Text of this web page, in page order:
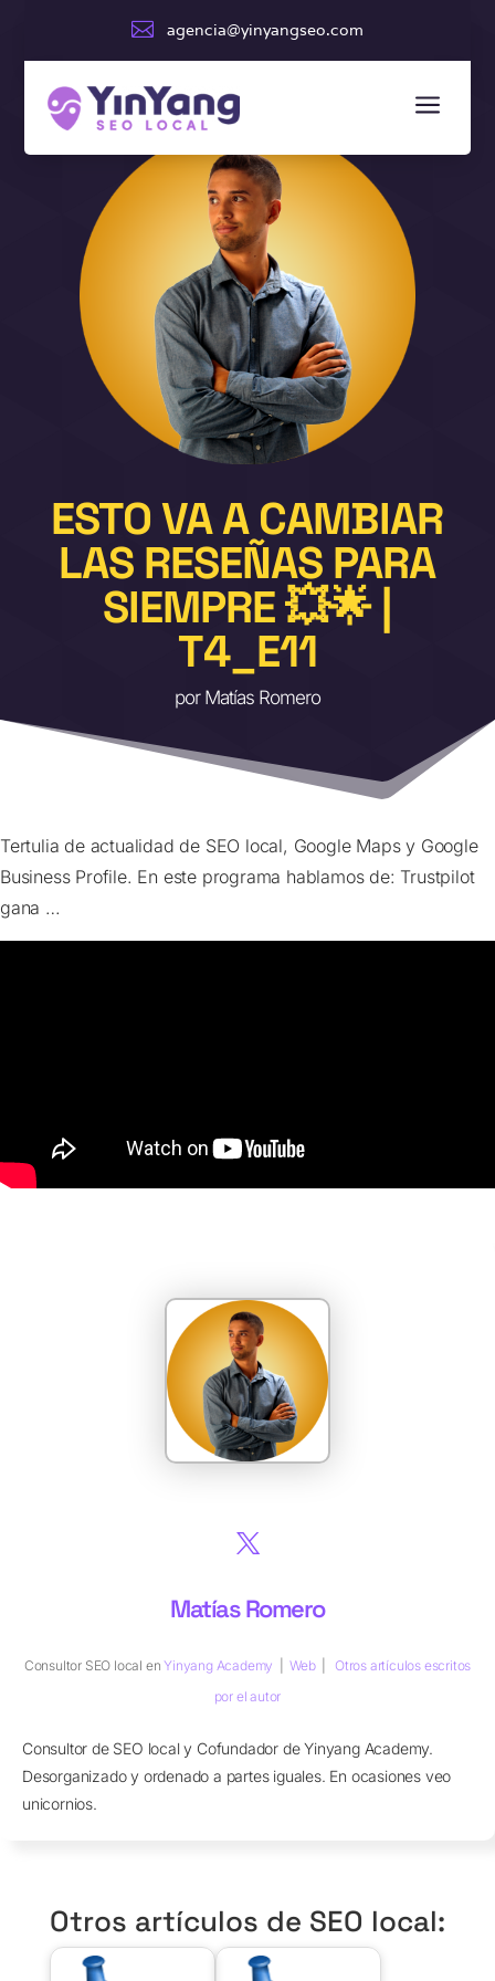
 agencia@yinyangseo.com
a
ESTO VA A CAMBIAR
LAS RESEÑAS PARA
SIEMPRE 💥🌟 |
T4_E11
por Matías Romero
Tertulia de actualidad de SEO local, Google Maps y Google
Business Profile. En este programa hablamos de: Trustpilot
gana …
Matías Romero
Consultor SEO local en Yinyang Academy Web
Otros artículos escritos
por el autor
Consultor de SEO local y Cofundador de Yinyang Academy.
Desorganizado y ordenado a partes iguales. En ocasiones veo
unicornios.
Otros artículos de SEO local: